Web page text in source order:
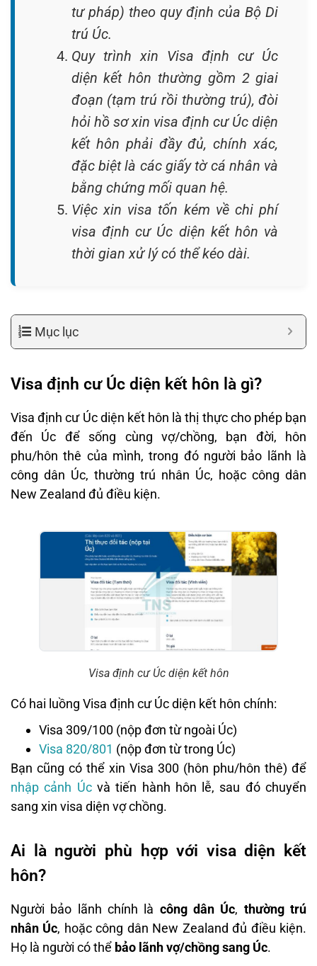
tư pháp) theo quy định của Bộ Di
trú Úc.
Quy trình xin Visa định cư Úc
diện kết hôn thường gồm 2 giai
đoạn (tạm trú rồi thường trú), đòi
hỏi hồ sơ xin visa định cư Úc diện
kết hôn phải đầy đủ, chính xác,
đặc biệt là các giấy tờ cá nhân và
bằng chứng mối quan hệ.
Việc xin visa tốn kém về chi phí
visa định cư Úc diện kết hôn và
thời gian xử lý có thể kéo dài.
Mục lục
Visa định cư Úc diện kết hôn là gì?
Visa định cư Úc diện kết hôn là thị thực cho phép bạn
đến Úc để sống cùng vợ/chồng, bạn đời, hôn
phu/hôn thê của mình, trong đó người bảo lãnh là
công dân Úc, thường trú nhân Úc, hoặc công dân
New Zealand đủ điều kiện.
Visa định cư Úc diện kết hôn
Có hai luồng Visa định cư Úc diện kết hôn chính:
Visa 309/100 (nộp đơn từ ngoài Úc)
Visa 820/801 (nộp đơn từ trong Úc)
Bạn cũng có thể xin Visa 300 (hôn phu/hôn thê) để
nhập cảnh Úcvà tiến hành hôn lễ, sau đó chuyển
sang xin visa diện vợ chồng.
Ai là người phù hợp với visa diện kết
hôn?
Người bảo lãnh chính là công dân Úc, thường trú
nhân Úc, hoặc công dân New Zealand đủ điều kiện.
Họ là người có thể bảo lãnh vợ/chồng sang Úc.